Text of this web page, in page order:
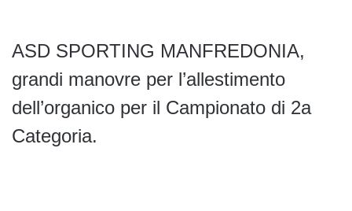
ASD SPORTING MANFREDONIA,
grandi manovre per l’allestimento
dell’organico per il Campionato di 2a
Categoria.